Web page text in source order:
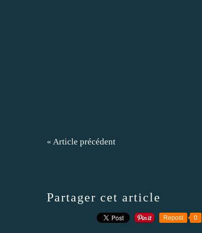
« Article précédent
Partager cet article
Repost 0